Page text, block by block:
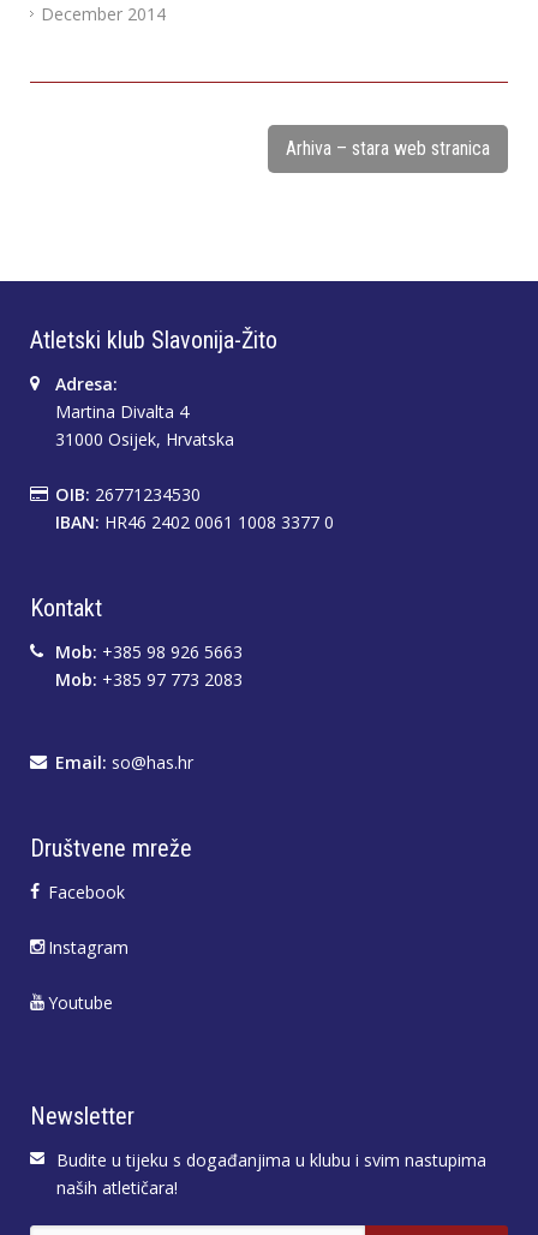
December 2014
Arhiva – stara web stranica
Atletski klub Slavonija-Žito
Adresa:
Martina Divalta 4
31000 Osijek, Hrvatska
OIB: 26771234530
IBAN: HR46 2402 0061 1008 3377 0
Kontakt
Mob: +385 98 926 5663
Mob: +385 97 773 2083
Email: so@has.hr
Društvene mreže
Facebook
Instagram
Youtube
Newsletter
Budite u tijeku s događanjima u klubu i svim nastupima
naših atletičara!